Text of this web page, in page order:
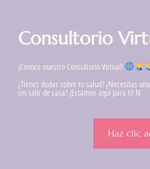
Consultorio
¡Conoce nuestro Consultorio Virtual!
¿Tienes dudas sobre tu salud? ¿Necesitas
sin salir de casa? ¡Estamos aquí para ti! N
Haz clic